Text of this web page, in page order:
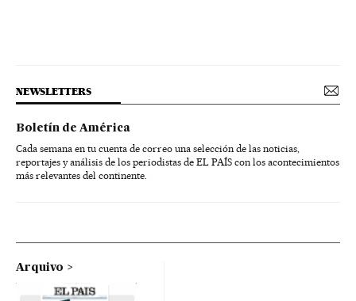
NEWSLETTERS
Boletín de América
Cada semana en tu cuenta de correo una selección de las noticias,
reportajes y análisis de los periodistas de EL PAÍS con los acontecimientos
más relevantes del continente.
Arquivo